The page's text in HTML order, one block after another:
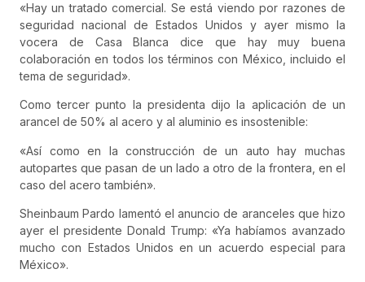
«Hay un tratado comercial. Se está viendo por razones de
seguridad nacional de Estados Unidos y ayer mismo la
vocera de Casa Blanca dice que hay muy buena
colaboración en todos los términos con México, incluido el
tema de seguridad».
Como tercer punto la presidenta dijo la aplicación de un
arancel de 50% al acero y al aluminio es insostenible:
«Así como en la construcción de un auto hay muchas
autopartes que pasan de un lado a otro de la frontera, en el
caso del acero también».
Sheinbaum Pardo lamentó el anuncio de aranceles que hizo
ayer el presidente Donald Trump: «Ya habíamos avanzado
mucho con Estados Unidos en un acuerdo especial para
México».